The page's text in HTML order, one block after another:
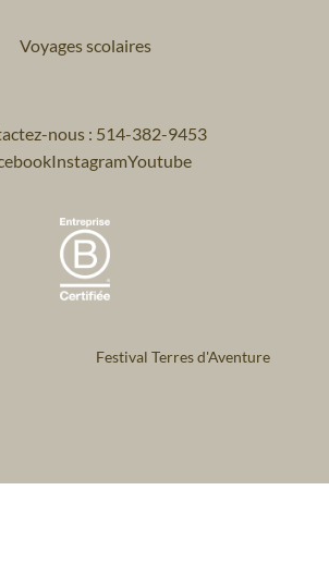
Voyages scolaires
nous : 514-382-9453
InstagramYoutube
Festival Terres d'Aventure